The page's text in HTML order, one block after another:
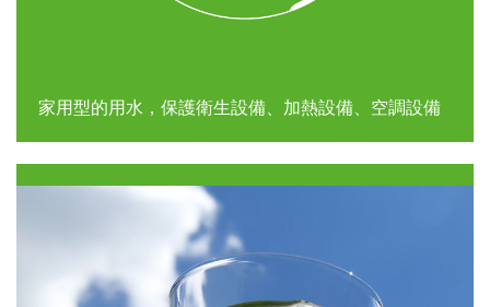
家用型的用水，保護衛生設備、加熱設備、空調設備